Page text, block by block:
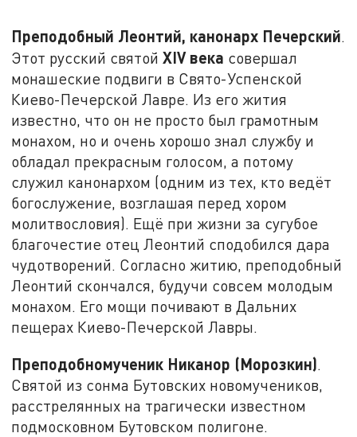
Преподобный Леонтий, канонарх Печерский.
Этот русский святойXIVвека совершал
монашеские подвиги в Свято-Успенской
Киево-Печерской Лавре. Из его жития
известно, что он не просто был грамотным
монахом, но и очень хорошо знал службу и
обладал прекрасным голосом, а потому
служил канонархом (одним из тех, кто ведёт
богослужение, возглашая перед хором
молитвословия). Ещё при жизни за сугубое
благочестие отец Леонтий сподобился дара
чудотворений. Согласно житию, преподобный
Леонтий скончался, будучи совсем молодым
монахом. Его мощи почивают в Дальних
пещерах Киево-Печерской Лавры.
Преподобномученик Никанор (Морозкин).
Святой из сонма Бутовских новомучеников,
расстрелянных на трагически известном
подмосковном Бутовском полигоне.